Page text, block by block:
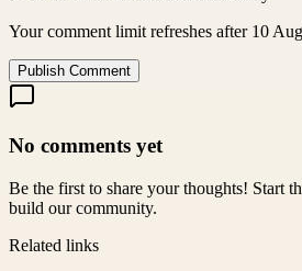
Your comment limit refreshes after 10
Publish Comment
No comments yet
Be the first to share your thoughts! Start
build our community.
Related links